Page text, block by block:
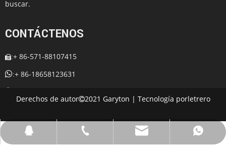
buscar.
+ 86-18658123631
cherrylee@garyton.cn
+ 86-18658123631
CONTÁCTENOS
:+ 86-571-88107415
:+ 86-18658123631
: 657098666
Derechos de autor2021 Garyton | Tecnología porletrero